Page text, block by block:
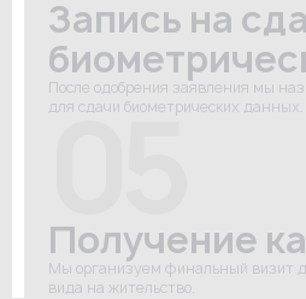
Запись на
После одобрения заявления мы
для сдачи биометрических данных.
05
Получение
Мы организуем финальный визит
вида на жительство.